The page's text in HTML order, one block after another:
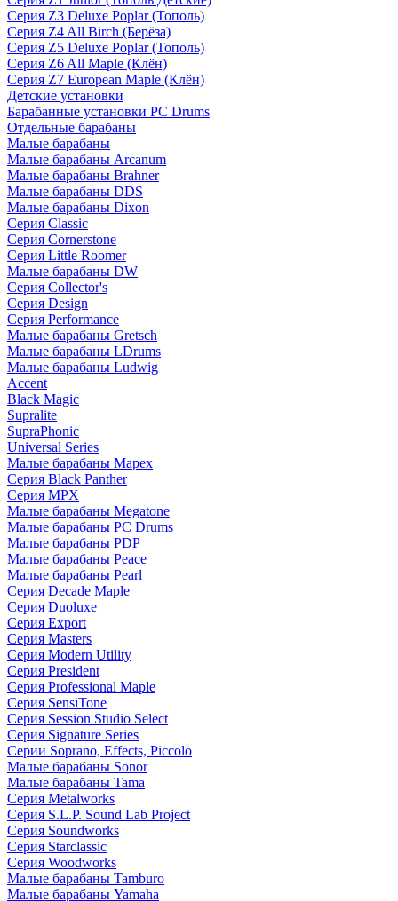
Серия Z3 Deluxe Poplar (Тополь)
Серия Z4 All Birch (Берёза)
Серия Z5 Deluxe Poplar (Тополь)
Серия Z6 All Maple (Клён)
Серия Z7 European Maple (Клён)
Детские установки
Барабанные установки PC Drums
Отдельные барабаны
Малые барабаны
Малые барабаны Arcanum
Малые барабаны Brahner
Малые барабаны DDS
Малые барабаны Dixon
Серия Classic
Серия Cornerstone
Серия Little Roomer
Малые барабаны DW
Серия Collector's
Серия Design
Серия Performance
Малые барабаны Gretsch
Малые барабаны LDrums
Малые барабаны Ludwig
Accent
Black Magic
Supralite
SupraPhonic
Universal Series
Малые барабаны Mapex
Серия Black Panther
Серия MPX
Малые барабаны Megatone
Малые барабаны PC Drums
Малые барабаны PDP
Малые барабаны Peace
Малые барабаны Pearl
Серия Decade Maple
Серия Duoluxe
Серия Export
Серия Masters
Серия Modern Utility
Серия President
Серия Professional Maple
Серия SensiTone
Серия Session Studio Select
Серия Signature Series
Серии Soprano, Effects, Piccolo
Малые барабаны Sonor
Малые барабаны Tama
Серия Metalworks
Серия S.L.P. Sound Lab Project
Серия Soundworks
Серия Starclassic
Серия Woodworks
Малые барабаны Tamburo
Малые барабаны Yamaha